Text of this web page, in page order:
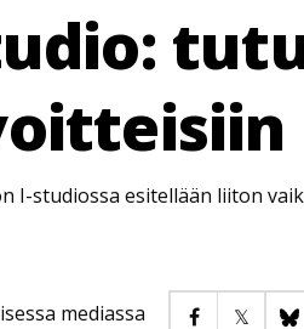
I-studiossa esitellään liiton
mediassa